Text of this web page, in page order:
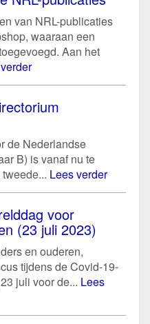
van NRL-publicaties
waaraan een
Aan het
de Nederlandse
B) is vanaf nu te
Lees verder
voor
(23 juli 2023)
en ouderen,
tijdens de Covid-19-
juli voor de... Lees